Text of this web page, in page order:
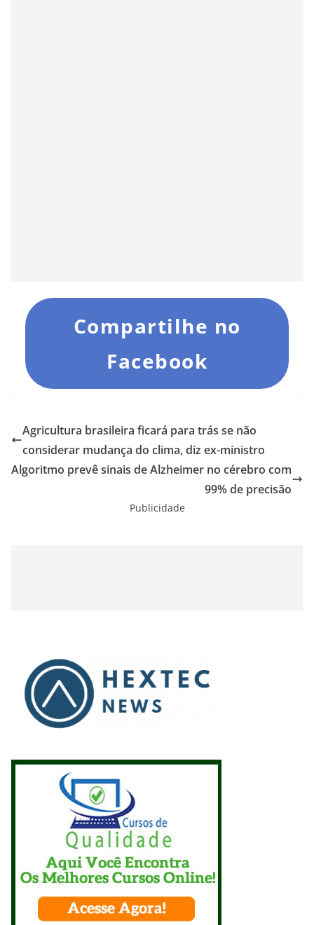
Compartilhe no
Facebook
Agricultura brasileira ficará para trás se não
considerar mudança do clima, diz ex-ministro
Algoritmo prevê sinais de Alzheimer no cérebro com
99% de precisão
Publicidade